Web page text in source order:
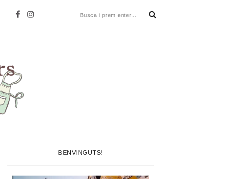
BENVINGUTS!